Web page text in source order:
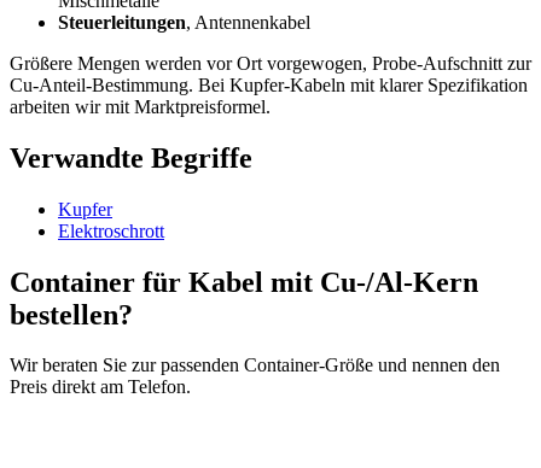
Steuerleitungen, Antennenkabel
Größere Mengen werden vor Ort vorgewogen, Probe-Aufschnitt zur
Cu-Anteil-Bestimmung. Bei Kupfer-Kabeln mit klarer Spezifikation
arbeiten wir mit Marktpreisformel.
Verwandte Begriffe
Kupfer
Elektroschrott
Container für Kabel mit Cu-/Al-Kern
bestellen?
Wir beraten Sie zur passenden Container-Größe und nennen den
Preis direkt am Telefon.